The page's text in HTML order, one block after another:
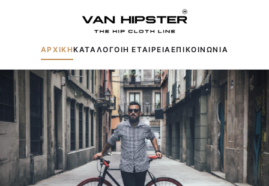
ΑΡΧΙΚΗΚΑΤΑΛΟΓΟΙΗ ΕΤΑΙΡΕΙΑΕΠΙΚΟΙΝΩΝΙΑ
Δημοφιλείς αναζητήσεις: Πουκάμισα
Μπουφάν
Παντελόνια
Πλεκτά